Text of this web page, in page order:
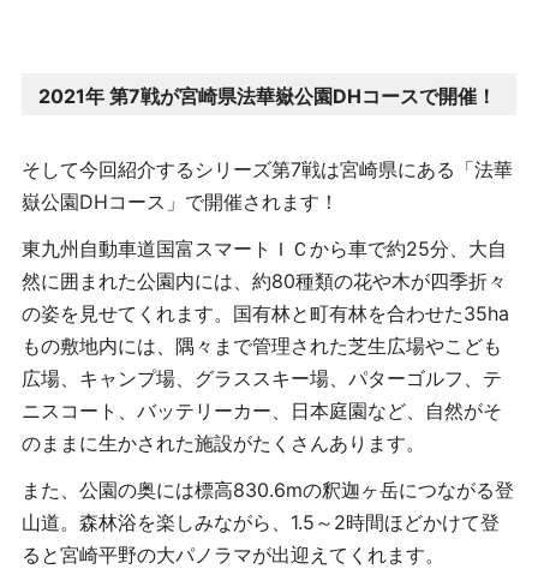
2021年 第7戦が宮崎県法華嶽公園DHコースで開催！
そして今回紹介するシリーズ第7戦は宮崎県にある「法華
嶽公園DHコース」で開催されます！
東九州自動車道国富スマートＩＣから車で約25分、大自
然に囲まれた公園内には、約80種類の花や木が四季折々
の姿を見せてくれます。国有林と町有林を合わせた35ha
もの敷地内には、隅々まで管理された芝生広場やこども
広場、キャンプ場、グラススキー場、パターゴルフ、テ
ニスコート、バッテリーカー、日本庭園など、自然がそ
のままに生かされた施設がたくさんあります。
また、公園の奥には標高830.6mの釈迦ヶ岳につながる登
山道。森林浴を楽しみながら、1.5～2時間ほどかけて登
ると宮崎平野の大パノラマが出迎えてくれます。